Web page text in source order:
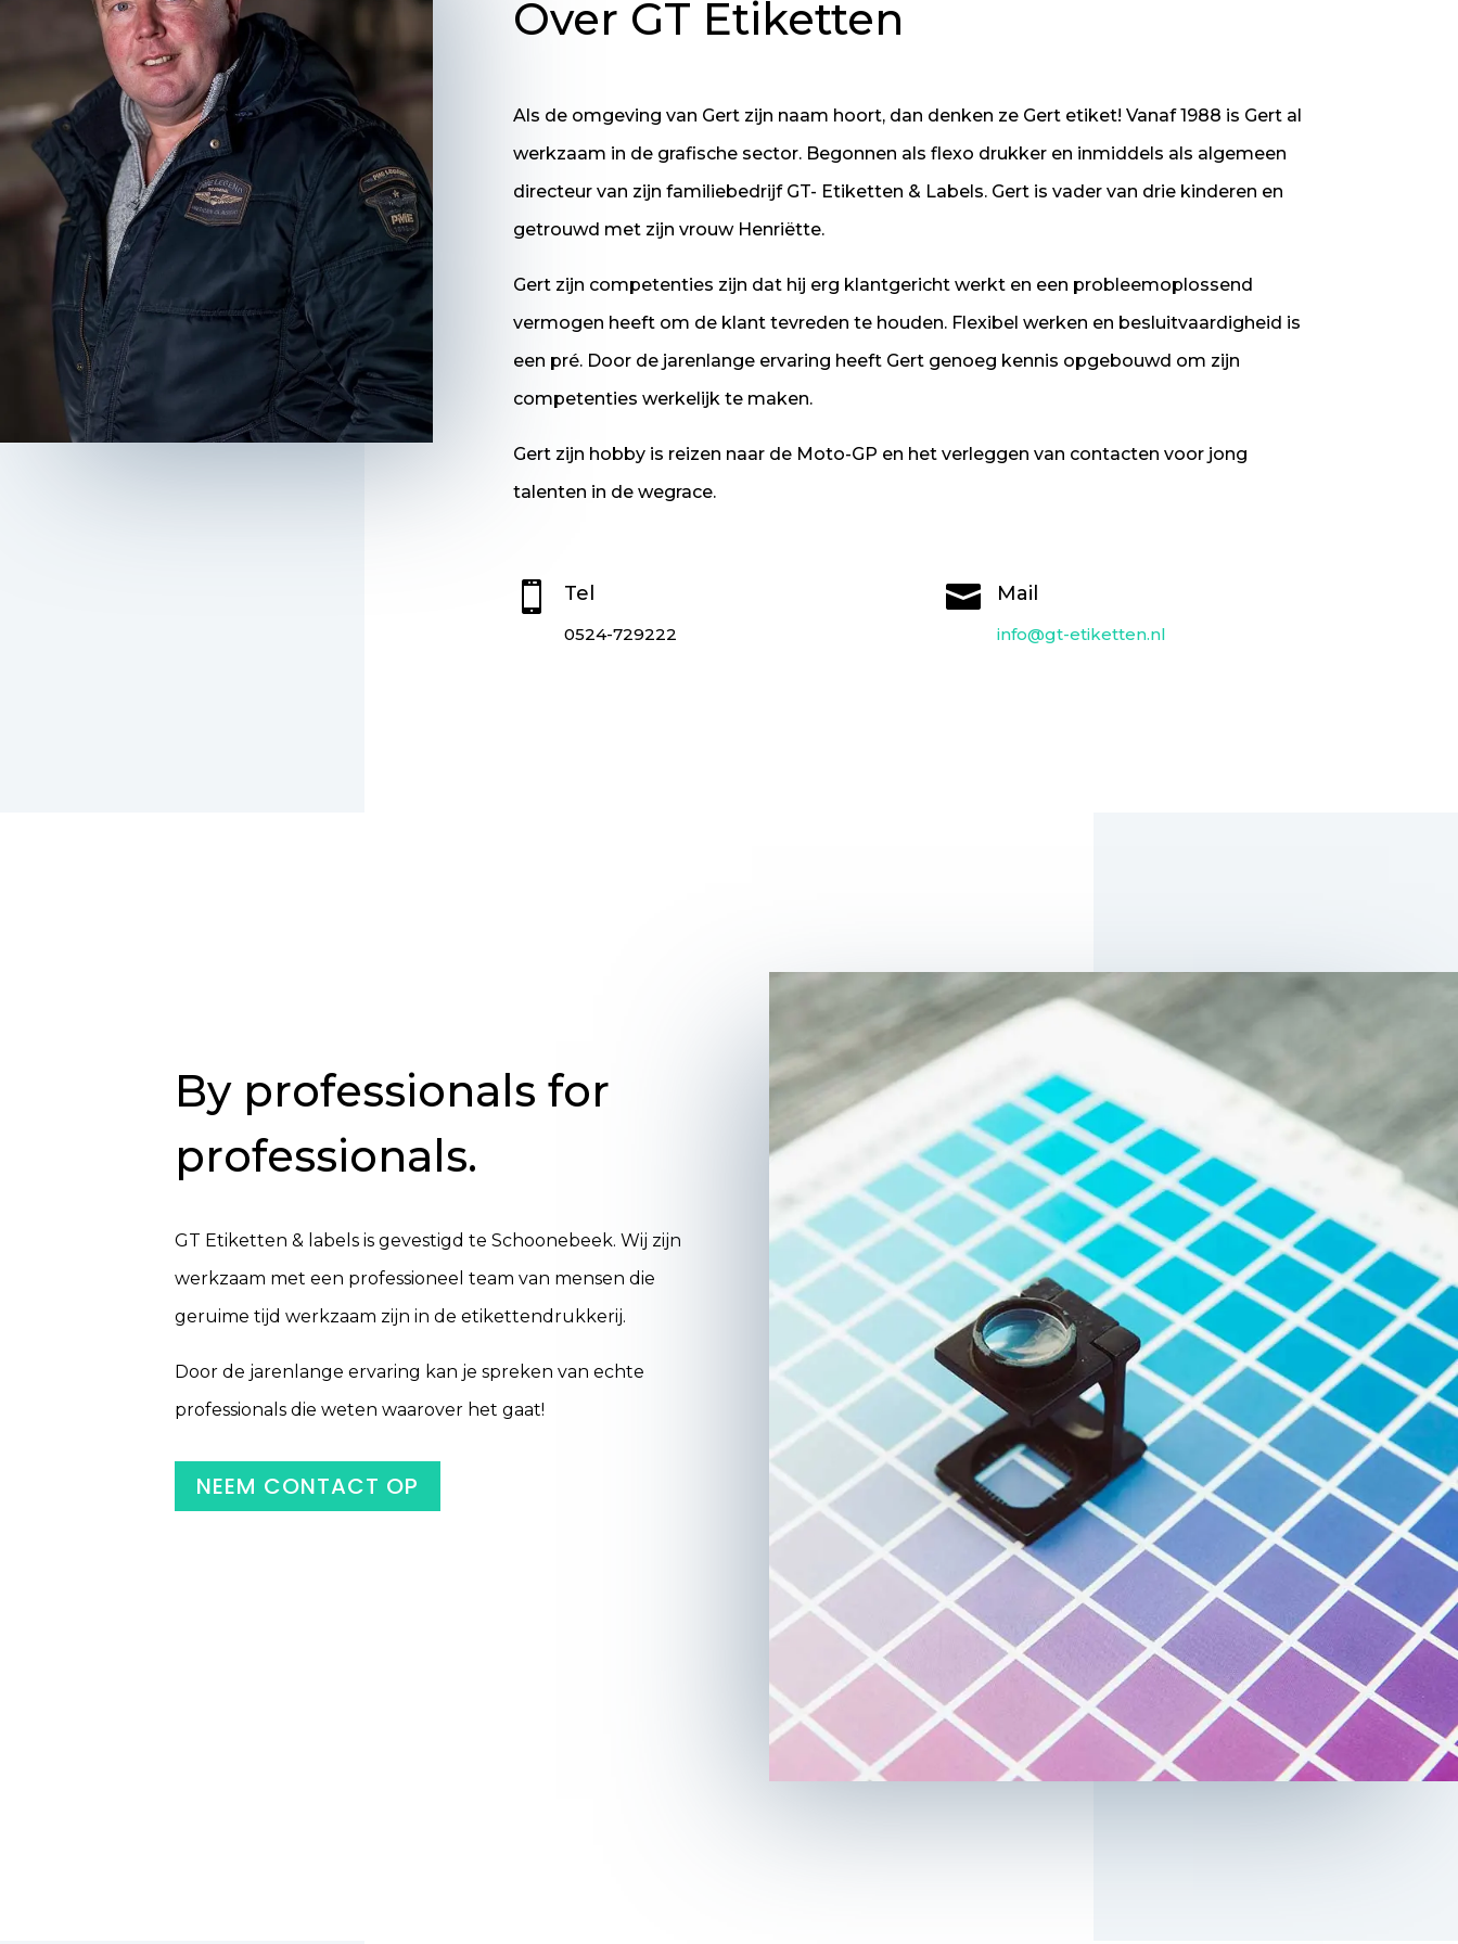
Over GT Etiketten
Als de omgeving van Gert zijn naam hoort, dan denken ze Gert etiket! Vanaf 1988 is Gert al
werkzaam in de grafische sector. Begonnen als flexo drukker en inmiddels als algemeen
directeur van zijn familiebedrijf GT- Etiketten & Labels. Gert is vader van drie kinderen en
getrouwd met zijn vrouw Henriëtte.
Gert zijn competenties zijn dat hij erg klantgericht werkt en een probleemoplossend
vermogen heeft om de klant tevreden te houden. Flexibel werken en besluitvaardigheid is
een pré. Door de jarenlange ervaring heeft Gert genoeg kennis opgebouwd om zijn
competenties werkelijk te maken.
Gert zijn hobby is reizen naar de Moto-GP en het verleggen van contacten voor jong
talenten in de wegrace.
 Tel
0524-729222
 Mail
info@gt-etiketten.nl
By professionals for
professionals.
GT Etiketten & labels is gevestigd te Schoonebeek. Wij zijn
werkzaam met een professioneel team van mensen die
geruime tijd werkzaam zijn in de etikettendrukkerij.
Door de jarenlange ervaring kan je spreken van echte
professionals die weten waarover het gaat!
NEEM CONTACT OP